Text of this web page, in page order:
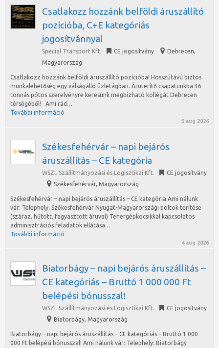
Csatlakozz hozzánk belföldi áruszállító
pozícióba, C+E kategóriás
jogosítvánnyal
Special Transport Kft. CE jogosítvány Debrecen,
Magyarország
Csatlakozz hozzánk belföldi áruszállító pozícióba! Hosszútávú biztos
munkalehetőség egy válságálló üzletágban. Áruterítő csapatunkba 36
tonnás pótos szerelvényre keresünk megbízható kollégát Debrecen
térségéből! Ami rád…
További információ
5 aug 2026
Székesfehérvár – napi bejárós
áruszállítás – CE kategória
WSZL Szállítmányozási és Logisztikai Kft.
CE jogosítvány
Székesfehérvár, Magyarország
Székesfehérvár – napi bejárós áruszállítás – CE kategória Ami nálunk
vár: Telephely: Székesfehérvár Nyugat-Magyarországi boltok terítése
(száraz, hűtött, fagyasztott áruval) Tehergépkocsikkal kapcsolatos
adminisztrációs feladatok ellátása…
További információ
4 aug 2026
Biatorbágy – napi bejárós áruszállítás –
CE kategóriás – Bruttó 1 000 000 Ft
belépési bónusszal!
WSZL Szállítmányozási és Logisztikai Kft.
CE jogosítvány
Biatorbágy, Magyarország
Biatorbágy – napi bejárós áruszállítás – CE kategóriás – Bruttó 1 000
000 Ft belépési bónusszal! Ami nálunk vár: Telephely: Biatorbágy